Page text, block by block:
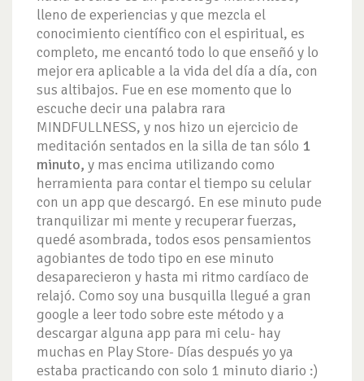
lleno de experiencias y que mezcla el
conocimiento científico con el espiritual, es
completo, me encantó todo lo que enseñó y lo
mejor era aplicable a la vida del día a día, con
sus altibajos. Fue en ese momento que lo
escuche decir una palabra rara
MINDFULLNESS, y nos hizo un ejercicio de
meditación sentados en la silla de tan sólo 1
minuto, y mas encima utilizando como
herramienta para contar el tiempo su celular
con un app que descargó. En ese minuto pude
tranquilizar mi mente y recuperar fuerzas,
quedé asombrada, todos esos pensamientos
agobiantes de todo tipo en ese minuto
desaparecieron y hasta mi ritmo cardíaco de
relajó. Como soy una busquilla llegué a gran
google a leer todo sobre este método y a
descargar alguna app para mi celu- hay
muchas en Play Store- Días después yo ya
estaba practicando con solo 1 minuto diario :)